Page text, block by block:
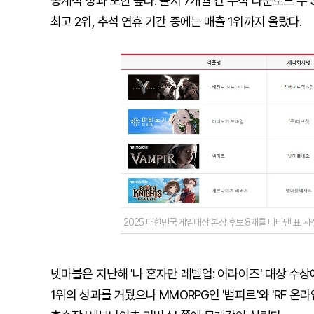
최고 2위, 추석 연휴 기간 중에는 매출 1위까지 올랐다.
2025 대한민국 게임대상 본상 후보 8개를 나타낸 표.
넷마블은 지난해 '나 혼자만 레벨업: 어라이즈' 대상 수
1위의 성과를 거뒀으나 MMORPG인 '뱀피르'와 'RF 온